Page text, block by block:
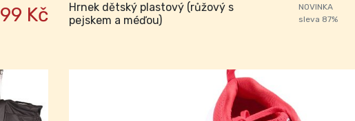
99 Kč
Hrnek dětský plastový (růžový s
pejskem a méďou)
NOVINKA
sleva 87%